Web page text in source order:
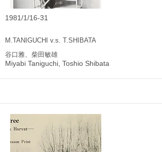
1981/1/16-31
M.TANIGUCHI v.s. T.SHIBATA​
谷口雅、柴田敏雄
Miyabi Taniguchi, Toshio Shibata